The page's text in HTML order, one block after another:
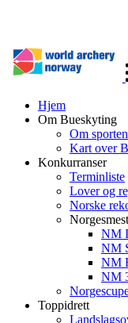
Hjem
Om Bueskyting
Om sporten
Kart over
Konkurranser
Terminliste
Lover og
Norske
NM
NM
NM
NM
Toppidrett